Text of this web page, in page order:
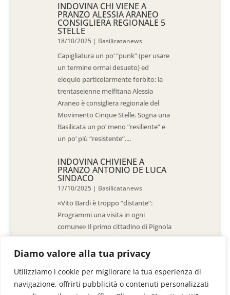
Diamo valore alla tua privacy
Utilizziamo i cookie per migliorare la tua esperienza di
navigazione, offrirti pubblicità o contenuti personalizzati
INDOVINA CHI VIENE A
PRANZO ALESSIA ARANEO
CONSIGLIERA REGIONALE 5
STELLE
18/10/2025 | Basilicatanews
Capigliatura un po’ “punk” (per usare
un termine ormai desueto) ed
eloquio particolarmente forbito: la
trentaseienne melfitana Alessia
Araneo è consigliera regionale del
Movimento Cinque Stelle. Sogna una
Basilicata un po’ meno “resiliente” e
un po’ più “resistente”....
INDOVINA CHIVIENE A
PRANZO ANTONIO DE LUCA
SINDACO
17/10/2025 | Basilicatanews
«Vito Bardi è troppo “distante”:
Programmi una visita in ogni
comune» Il primo cittadino di Pignola
«L’ho invitato a vedere la situazione
al Pantano, ma non è venuto. La
sensazione è che -come sindaci-
siamo lasciati a noi stessi» di Walter
De Stradis In...